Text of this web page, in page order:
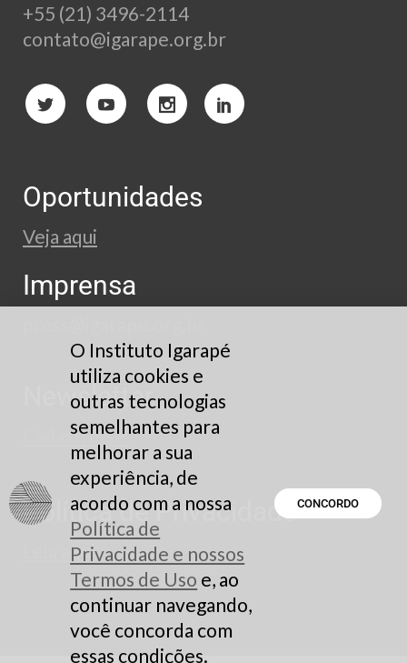
+55 (21) 3496-2114
contato@igarape.org.br
Oportunidades
Veja aqui
Imprensa
Newsletter
Cadastre-se
Política de Privacidade
Leia aqui
O Instituto Igarapé
utiliza cookies e
outras tecnologias
semelhantes para
melhorar a sua
experiência, de
acordo com a nossa
Política de
Privacidade e nossos
Termos de Uso e, ao
continuar navegando,
você concorda com
essas condições.
CONCORDO